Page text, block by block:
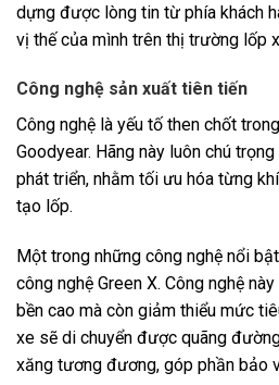
dựng được lòng tin từ phía khách
vị thế của mình trên thị trường lốp
Công nghệ sản xuất tiên tiến
Công nghệ là yếu tố then chốt
Goodyear. Hãng này luôn chú
phát triển, nhằm tối ưu hóa từng
tạo lốp.
Một trong những công nghệ nổi
công nghệ Green X. Công nghệ
bền cao mà còn giảm thiểu mức
xe sẽ di chuyển được quãng
xăng tương đương, góp phần bảo